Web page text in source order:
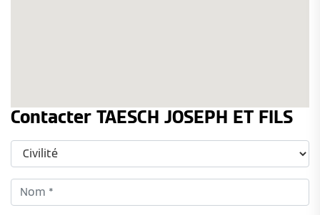
Contacter TAESCH JOSEPH ET FILS